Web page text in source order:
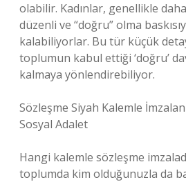
olabilir. Kadınlar, genellikle
düzenli ve “doğru” olma
kalabiliyorlar. Bu tür küçük
toplumun kabul ettiği ‘doğru’
kalmaya yönlendirebiliyor.
Sözleşme Siyah Kalemle
Sosyal Adalet
Hangi kalemle sözleşme
toplumda kim olduğunuzla da